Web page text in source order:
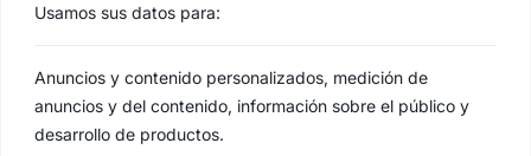
Usamos sus datos para:
Anuncios y contenido personalizados, medición de
anuncios y del contenido, información sobre el público y
desarrollo de productos.